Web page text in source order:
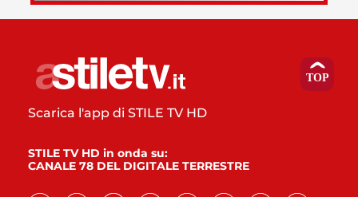
Scarica l'app di STILE TV HD
STILE TV HD in onda su:
CANALE 78 DEL DIGITALE TERRESTRE